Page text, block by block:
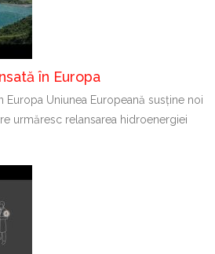
în Europa
Europa Uniunea Europeană susține noi
urmăresc relansarea hidroenergiei